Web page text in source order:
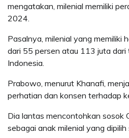
mengatakan, milenial memiliki
2024.
Pasalnya, milenial yang memiliki
dari 55 persen atau 113 juta dari
Indonesia.
Prabowo, menurut Khanafi,
perhatian dan konsen terhadap
Dia lantas mencontohkan sosok
sebagai anak milenial yang